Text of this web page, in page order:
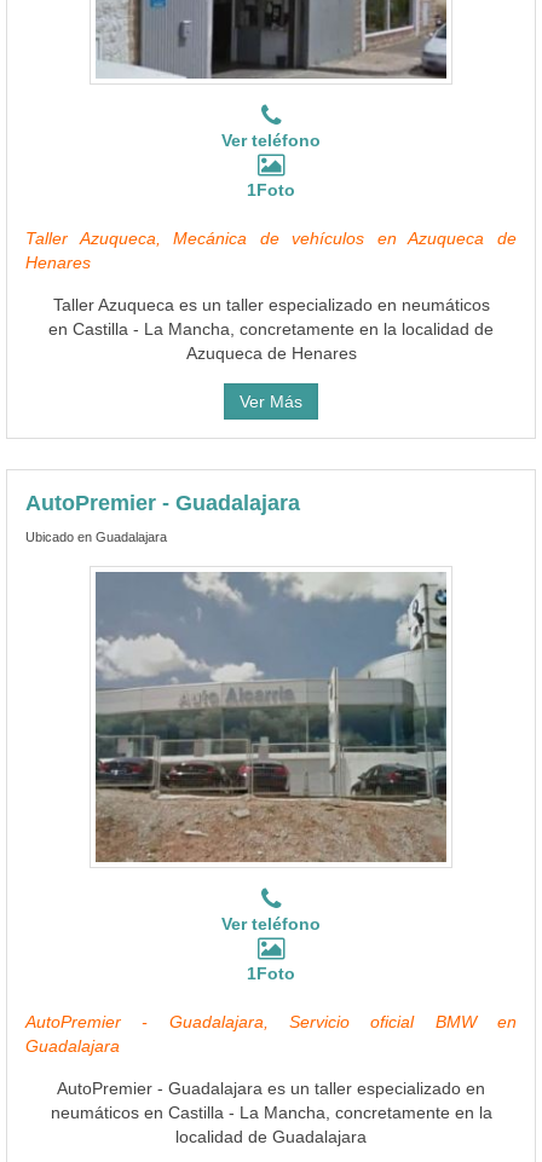
Ver teléfono
1Foto
Taller Azuqueca, Mecánica de vehículos en Azuqueca de
Henares
Taller Azuqueca es un taller especializado en neumáticos
en Castilla - La Mancha, concretamente en la localidad de
Azuqueca de Henares
Ver Más
AutoPremier - Guadalajara
Ubicado en Guadalajara
Ver teléfono
1Foto
AutoPremier - Guadalajara, Servicio oficial BMW en
Guadalajara
AutoPremier - Guadalajara es un taller especializado en
neumáticos en Castilla - La Mancha, concretamente en la
localidad de Guadalajara